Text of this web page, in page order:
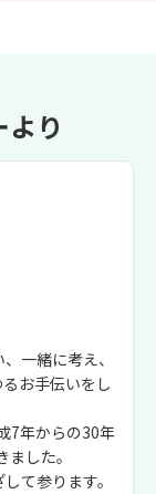
り
一緒に考え、
お手伝いをし
7年からの30年
した。
て参ります。